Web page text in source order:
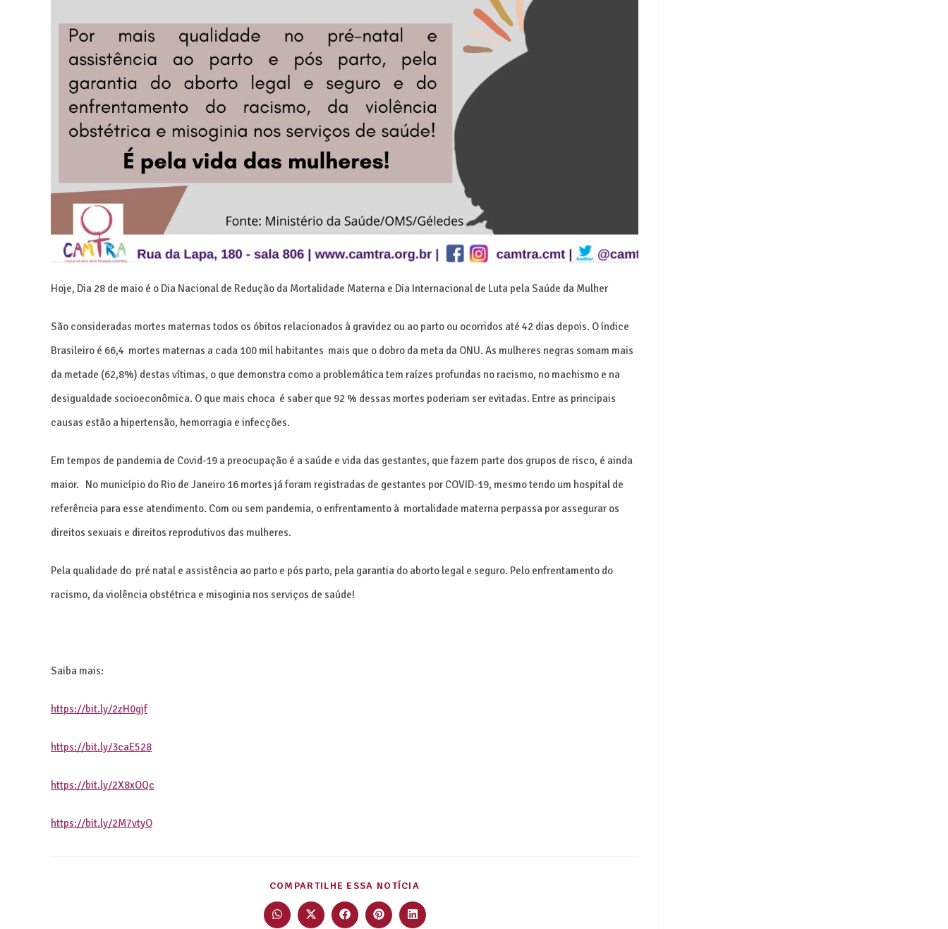
Hoje, Dia 28 de maio é o Dia Nacional de Redução da Mortalidade Materna e Dia Internacional de Luta pela Saúde da Mulher
São consideradas mortes maternas todos os óbitos relacionados à gravidez ou ao parto ou ocorridos até 42 dias depois. O índice
Brasileiro é 66,4 mortes maternas a cada 100 mil habitantes mais que o dobro da meta da ONU. As mulheres negras somam mais
da metade (62,8%) destas vítimas, o que demonstra como a problemática tem raízes profundas no racismo, no machismo e na
desigualdade socioeconômica. O que mais choca é saber que 92 % dessas mortes poderiam ser evitadas. Entre as principais
causas estão a hipertensão, hemorragia e infecções.
Em tempos de pandemia de Covid-19 a preocupação é a saúde e vida das gestantes, que fazem parte dos grupos de risco, é ainda
maior. No município do Rio de Janeiro 16 mortes já foram registradas de gestantes por COVID-19, mesmo tendo um hospital de
referência para esse atendimento. Com ou sem pandemia, o enfrentamento à mortalidade materna perpassa por assegurar os
direitos sexuais e direitos reprodutivos das mulheres.
Pela qualidade do pré natal e assistência ao parto e pós parto, pela garantia do aborto legal e seguro. Pelo enfrentamento do
racismo, da violência obstétrica e misoginia nos serviços de saúde!
Saiba mais:
https://bit.ly/2zH0gjf
https://bit.ly/3caE528
https://bit.ly/2X8xOQc
https://bit.ly/2M7vtyO
COMPARTILHE ESSA NOTÍCIA